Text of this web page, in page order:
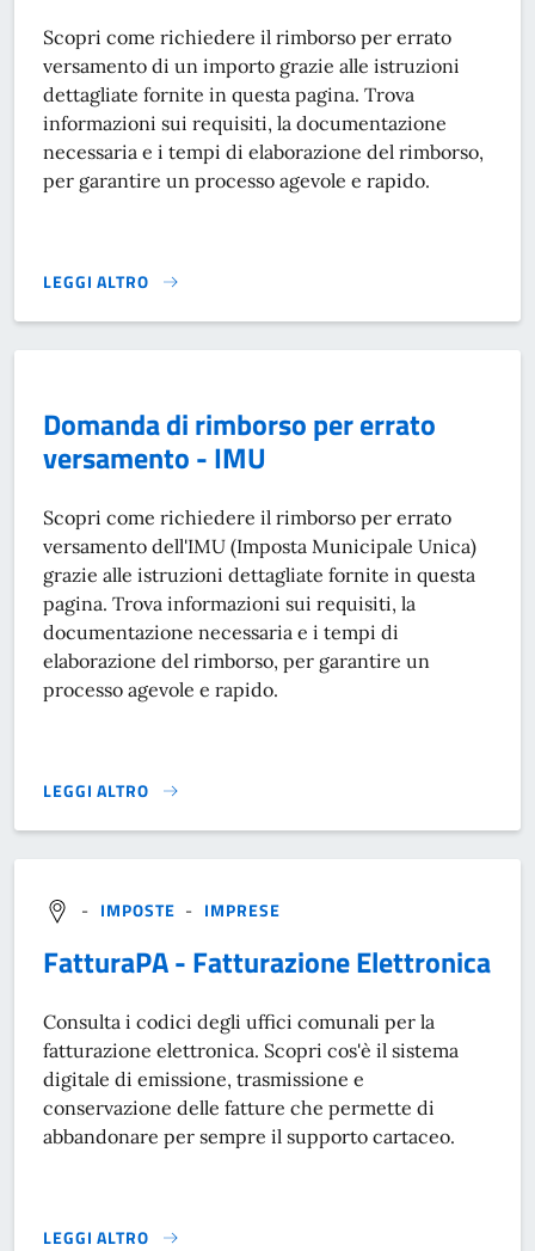
Scopri come richiedere il rimborso per errato
versamento di un importo grazie alle istruzioni
dettagliate fornite in questa pagina. Trova
informazioni sui requisiti, la documentazione
necessaria e i tempi di elaborazione del rimborso,
per garantire un processo agevole e rapido.
LEGGI ALTRO
DOMANDA DI RIMBORSO PER ERRATO VERSAMENTO -
Domanda di rimborso per errato
versamento - IMU
Scopri come richiedere il rimborso per errato
versamento dell'IMU (Imposta Municipale Unica)
grazie alle istruzioni dettagliate fornite in questa
pagina. Trova informazioni sui requisiti, la
documentazione necessaria e i tempi di
elaborazione del rimborso, per garantire un
processo agevole e rapido.
LEGGI ALTRO
DOMANDA DI RIMBORSO PER ERRATO VERSAMENTO - IMU}
- IMPOSTE - IMPRESE
FatturaPA - Fatturazione Elettronica
Consulta i codici degli uffici comunali per la
fatturazione elettronica. Scopri cos'è il sistema
digitale di emissione, trasmissione e
conservazione delle fatture che permette di
abbandonare per sempre il supporto cartaceo.
LEGGI ALTRO